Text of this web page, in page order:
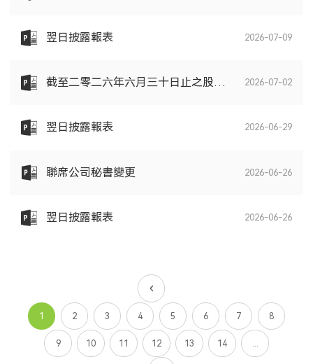
翌日披露報表 2026-07-09
截至二零二六年六月三十日止之股份發行人的證券變動月報表 2026-07-02
翌日披露報表 2026-06-29
聯席公司秘書變更 2026-06-26
翌日披露報表 2026-06-26
1 2 3 4 5 6 7 8
9 10 11 12 13 14